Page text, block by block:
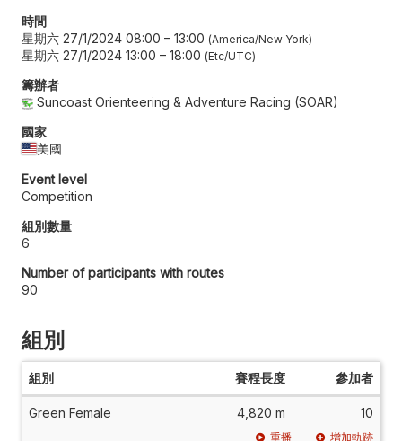
時間
星期六 27/1/2024 08:00 – 13:00 America/New York
星期六 27/1/2024 13:00 – 18:00 Etc/UTC
籌辦者
Suncoast Orienteering & Adventure Racing (SOAR)
國家
美國
Event level
Competition
組別數量
6
Number of participants with routes
90
組別
組別 賽程長度 參加者
Green Female 4,820 m 10
重播 增加軌跡